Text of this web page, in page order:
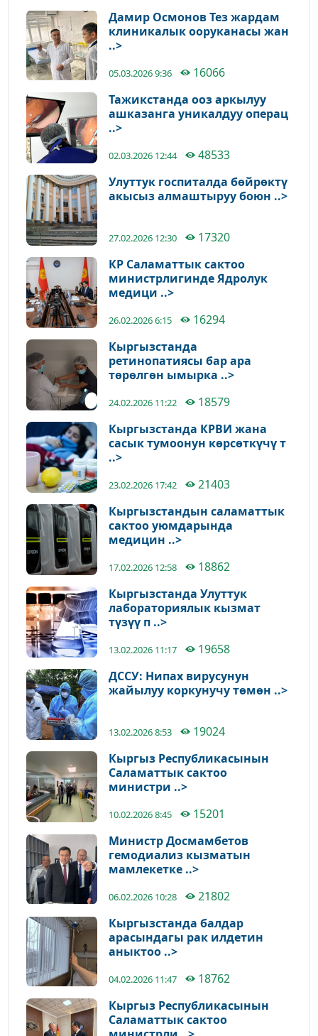
Дамир Осмонов Тез жардам
клиникалык ооруканасы жан
..>
05.03.2026 9:36
16066
Тажикстанда ооз аркылуу
ашказанга уникалдуу операц
..>
02.03.2026 12:44
48533
Улуттук госпиталда бөйрөктү
акысыз алмаштыруу боюн ..>
27.02.2026 12:30
17320
КР Саламаттык сактоо
министрлигинде Ядролук
медици ..>
26.02.2026 6:15
16294
Кыргызстанда
ретинопатиясы бар ара
төрөлгөн ымырка ..>
24.02.2026 11:22
18579
Кыргызстанда КРВИ жана
сасык тумоонун көрсөткүчү т
..>
23.02.2026 17:42
21403
Кыргызстандын саламаттык
сактоо уюмдарында
медицин ..>
17.02.2026 12:58
18862
Кыргызстанда Улуттук
лабораториялык кызмат
түзүү п ..>
13.02.2026 11:17
19658
ДССУ: Нипах вирусунун
жайылуу коркунучу төмөн ..>
13.02.2026 8:53
19024
Кыргыз Республикасынын
Саламаттык сактоо
министри ..>
10.02.2026 8:45
15201
Министр Досмамбетов
гемодиализ кызматын
мамлекетке ..>
06.02.2026 10:28
21802
Кыргызстанда балдар
арасындагы рак илдетин
аныктоо ..>
04.02.2026 11:47
18762
Кыргыз Республикасынын
Саламаттык сактоо